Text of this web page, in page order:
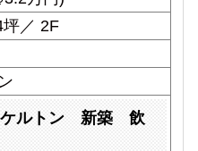
坪／ 2F
ルトン 新築 飲